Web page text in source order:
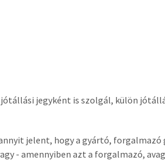
jegyként is szolgál, külön
jelent, hogy a gyártó, forgalmazó
- amennyiben azt a forgalmazó,